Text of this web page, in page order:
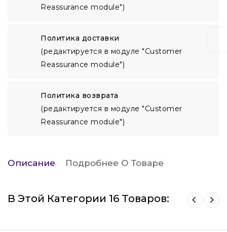
Reassurance module")
Политика доставки
(редактируется в модуле "Customer
Reassurance module")
Политика возврата
(редактируется в модуле "Customer
Reassurance module")
Описание Подробнее О Товаре
В Этой Категории 16 Товаров: